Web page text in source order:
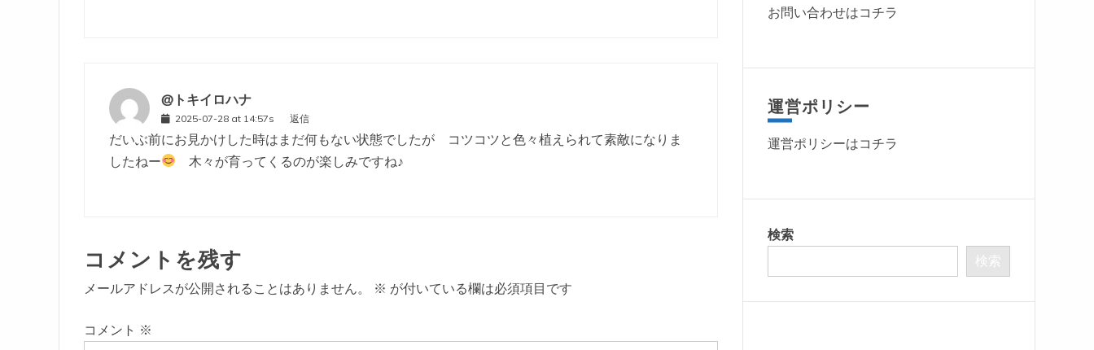
@トキイロハナ
2025-07-28 at 14:57s 返信
だいぶ前にお見かけした時はまだ何もない状態でしたが コツコツと色々植えられて素敵になりま
したねー
木々が育ってくるのが楽しみですね♪
コメントを残す
メールアドレスが公開されることはありません。 ※ が付いている欄は必須項目です
コメント ※
お問い合わせはコチラ
運営ポリシー
運営ポリシーはコチラ
検索
検索